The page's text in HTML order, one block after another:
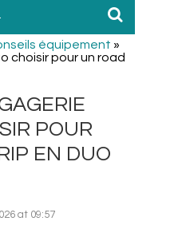
équipement »
choisir pour un road
POUR
EN DUO
at 09:57